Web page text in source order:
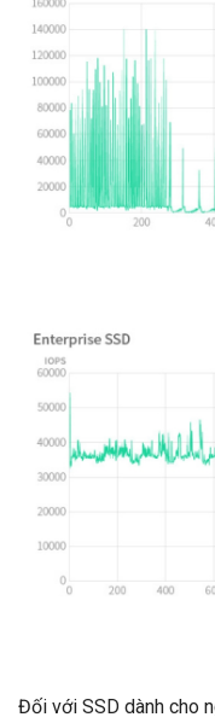
Đối với SSD dành cho